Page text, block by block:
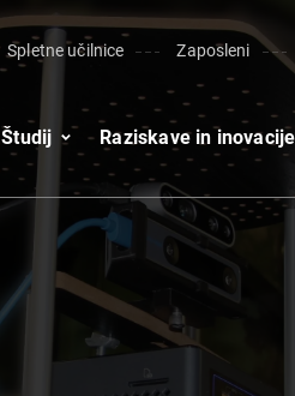
Spletne učilnice Zaposleni
Študij Raziskave in inovacije